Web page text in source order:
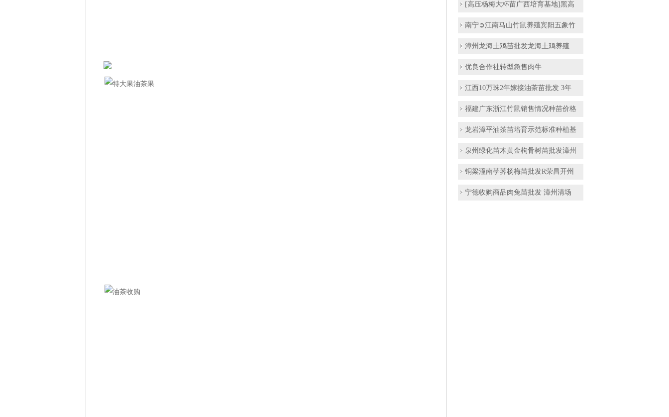
[高压杨梅大杯苗广西培育基地]黑高
南宁➲江南马山竹鼠养殖宾阳五象竹
漳州龙海土鸡苗批发龙海土鸡养殖
优良合作社转型急售肉牛
江西10万珠2年嫁接油茶苗批发 3年
福建广东浙江竹鼠销售情况种苗价格
龙岩漳平油茶苗培育示范标准种植基
泉州绿化苗木黄金枸骨树苗批发漳州
铜梁潼南荸荠杨梅苗批发R荣昌开州
宁德收购商品肉兔苗批发 漳州清场